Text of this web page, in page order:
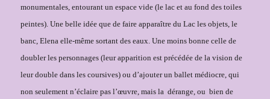
monumentales, entourant un espace vide (le lac et au fond des toiles
peintes). Une belle idée que de faire apparaître du Lac les objets, le
banc, Elena elle-même sortant des eaux. Une moins bonne celle de
doubler les personnages (leur apparition est précédée de la vision de
leur double dans les coursives) ou d’ajouter un ballet médiocre, qui
non seulement n’éclaire pas l’œuvre, mais la dérange, ou bien de